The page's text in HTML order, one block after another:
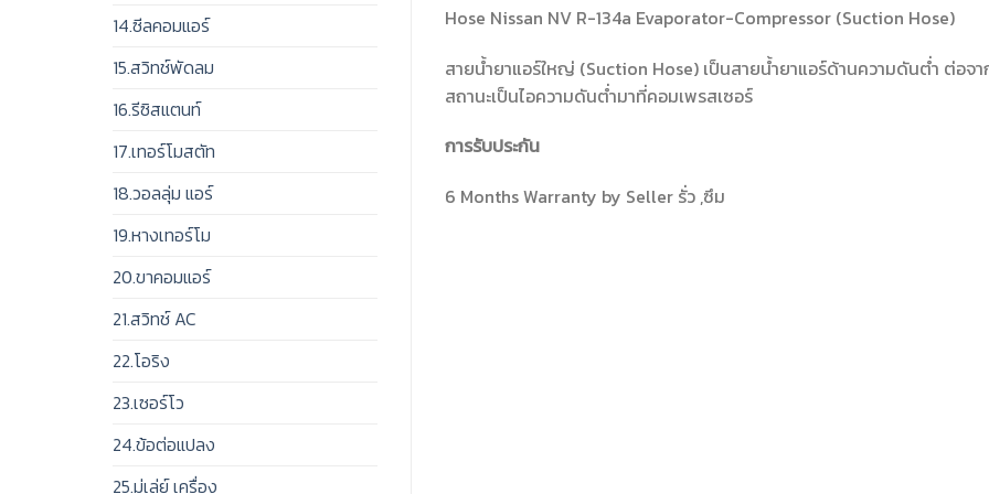
14.ซีลคอมแอร์
15.สวิทช์พัดลม
16.รีซิสแตนท์
17.เทอร์โมสตัท
18.วอลลุ่ม แอร์
19.หางเทอร์โม
20.ขาคอมแอร์
21.สวิทช์ AC
22.โอริง
23.เซอร์โว
24.ข้อต่อแปลง
25.มู่เล่ย์ เครื่อง
Hose Nissan NV R-134a Evaporator-Compressor (Suction Hose)
สายน้ำยาแอร์ใหญ่ (Suction Hose) เป็นสายน้ำยาแอร์ด้านความดันต่ำ ต่อจ
สถานะเป็นไอความดันต่ำมาที่คอมเพรสเซอร์
การรับประกัน
6 Months Warranty by Seller รั่ว ,ซึม